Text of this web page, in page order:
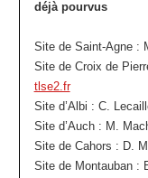
déjà pourvus
Site de Saint-Agne :
Site de Croix de
tlse2.fr
Site d’Albi : C.
Site d’Auch : M.
Site de Cahors : D.
Site de Montauban :